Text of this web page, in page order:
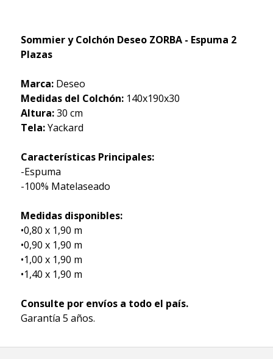
Sommier y Colchón Deseo ZORBA - Espuma 2
Plazas
Marca:Deseo
Medidas del Colchón: 140x190x30
Altura:30 cm
Tela:Yackard
Características Principales:
-Espuma
-100% Matelaseado
Medidas disponibles:
•0,80 x 1,90 m
•0,90 x 1,90 m
•1,00 x 1,90 m
•1,40 x 1,90 m
Consulte por envíos a todo el país.
Garantía 5 años.